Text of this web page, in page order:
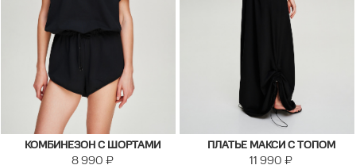
КОМБИНЕЗОН С ШОРТАМИ
8 990 ₽
ПЛАТЬЕ МАКСИ С ТОПОМ
11 990 ₽